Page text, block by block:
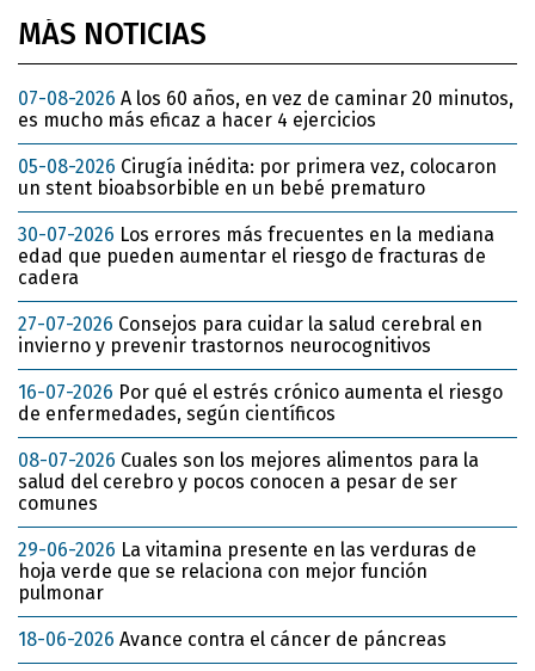
MÁS NOTICIAS
07-08-2026 A los 60 años, en vez de caminar 20 minutos,
es mucho más eficaz a hacer 4 ejercicios
05-08-2026 Cirugía inédita: por primera vez, colocaron
un stent bioabsorbible en un bebé prematuro
30-07-2026 Los errores más frecuentes en la mediana
edad que pueden aumentar el riesgo de fracturas de
cadera
27-07-2026 Consejos para cuidar la salud cerebral en
invierno y prevenir trastornos neurocognitivos
16-07-2026 Por qué el estrés crónico aumenta el riesgo
de enfermedades, según científicos
08-07-2026 Cuales son los mejores alimentos para la
salud del cerebro y pocos conocen a pesar de ser
comunes
29-06-2026 La vitamina presente en las verduras de
hoja verde que se relaciona con mejor función
pulmonar
18-06-2026 Avance contra el cáncer de páncreas